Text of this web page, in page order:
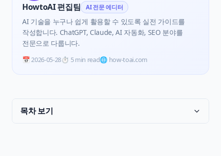
HowtoAI 편집팀 AI 전문 에디터
AI 기술을 누구나 쉽게 활용할 수 있도록 실전 가이드를
작성합니다. ChatGPT, Claude, AI 자동화, SEO 분야를
전문으로 다룹니다.
📅2026-05-28⏱️ 5 min read🌐 how-toai.com
목차 보기